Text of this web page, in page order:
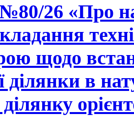
26 «Про
щодо
ділянки в